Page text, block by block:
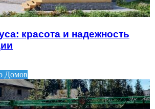
красота и надежность
Домов